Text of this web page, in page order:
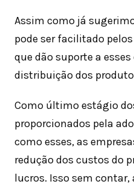
Assim como já
pode ser facilitado
que dão suporte a
distribuição dos
Como último estágio
proporcionados pela
como esses, as
redução dos custos do
lucros. Isso sem contar,